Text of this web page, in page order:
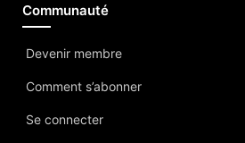
Communauté
Devenir membre
Comment s’abonner
Se connecter